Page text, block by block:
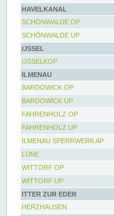
HAVELKANAL
SCHÖNWALDE OP
SCHÖNWALDE UP
IJSSEL
IJSSELKOP
ILMENAU
BARDOWICK OP
BARDOWICK UP
FAHRENHOLZ OP
FAHRENHOLZ UP
ILMENAU SPERRWERK AP
LÜNE
WITTORF OP
WITTORF UP
ITTER ZUR EDER
HERZHAUSEN